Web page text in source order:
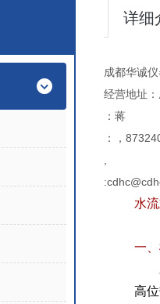
详细
成都华诚
经营地址
：蒋
：，
水
一、
高